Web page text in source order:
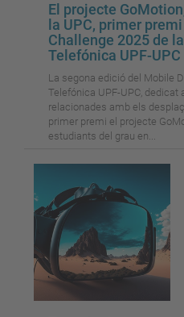
El projecte
la UPC, primer
Challenge 2025 de
Telefónica UPF-UPC
La segona edició del Mobile
Telefónica UPF-UPC,
relacionades amb els
primer premi el projecte
estudiants del grau en...